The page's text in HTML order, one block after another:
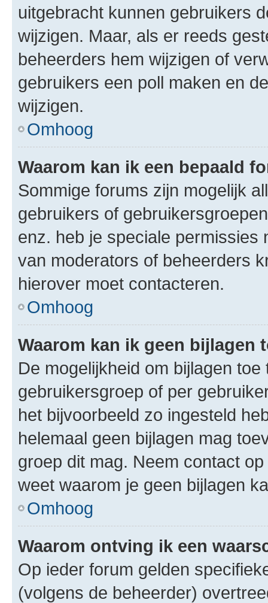
uitgebracht kunnen gebruikers
wijzigen. Maar, als er reeds
beheerders hem wijzigen of
gebruikers een poll maken en
wijzigen.
Omhoog
Waarom kan ik een bepaald
Sommige forums zijn mogelijk
gebruikers of
enz. heb je speciale permissies
van moderators of beheerders
hierover moet contacteren.
Omhoog
Waarom kan ik geen bijlagen
De mogelijkheid om bijlagen
gebruikersgroep of per
het bijvoorbeeld zo ingesteld
helemaal geen bijlagen mag
groep dit mag. Neem contact
weet waarom je geen bijlagen
Omhoog
Waarom ontving ik een
Op ieder forum gelden
(volgens de beheerder)